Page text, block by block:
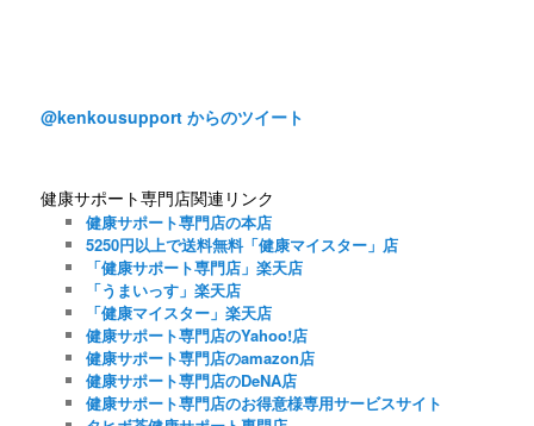
@kenkousupport からのツイート
健康サポート専門店関連リンク
健康サポート専門店の本店
5250円以上で送料無料「健康マイスター」店
「健康サポート専門店」楽天店
「うまいっす」楽天店
「健康マイスター」楽天店
健康サポート専門店のYahoo!店
健康サポート専門店のamazon店
健康サポート専門店のDeNA店
健康サポート専門店のお得意様専用サービスサイト